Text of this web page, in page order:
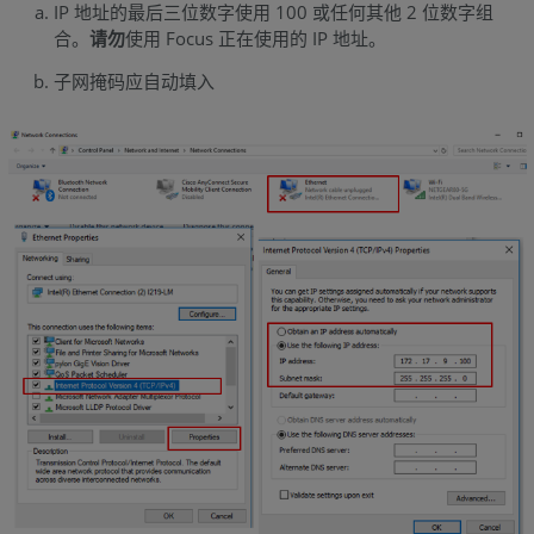
IP 地址的最后三位数字使用 100 或任何其他 2 位数字组
合。 请勿使用 Focus 正在使用的 IP 地址。
子网掩码应自动填入